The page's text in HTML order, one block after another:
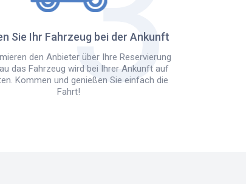
Sie Ihr Fahrzeug bei der Ankunft
den Anbieter über Ihre Reservierung
das Fahrzeug wird bei Ihrer Ankunft auf
Kommen und genießen Sie einfach die
Fahrt!